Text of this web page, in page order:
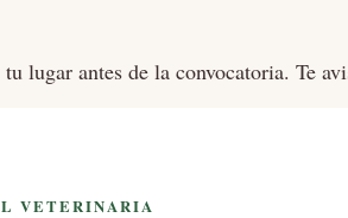
tu lugar antes de la convocatoria. Te
VETERINARIA